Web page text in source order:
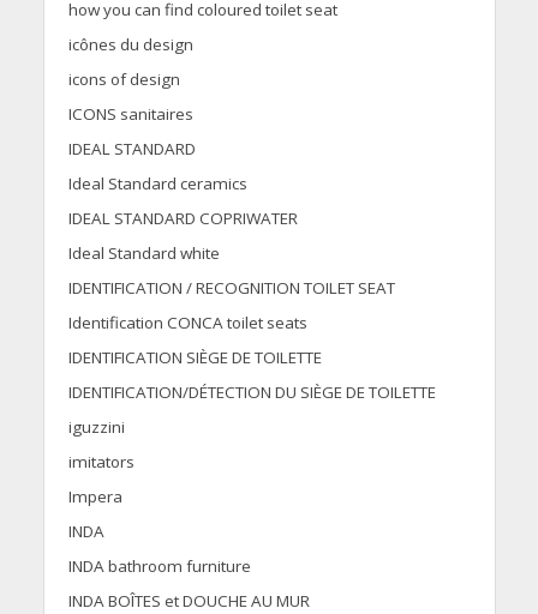
how you can find coloured toilet seat
icônes du design
icons of design
ICONS sanitaires
IDEAL STANDARD
Ideal Standard ceramics
IDEAL STANDARD COPRIWATER
Ideal Standard white
IDENTIFICATION / RECOGNITION TOILET SEAT
Identification CONCA toilet seats
IDENTIFICATION SIÈGE DE TOILETTE
IDENTIFICATION/DÉTECTION DU SIÈGE DE TOILETTE
iguzzini
imitators
Impera
INDA
INDA bathroom furniture
INDA BOÎTES et DOUCHE AU MUR